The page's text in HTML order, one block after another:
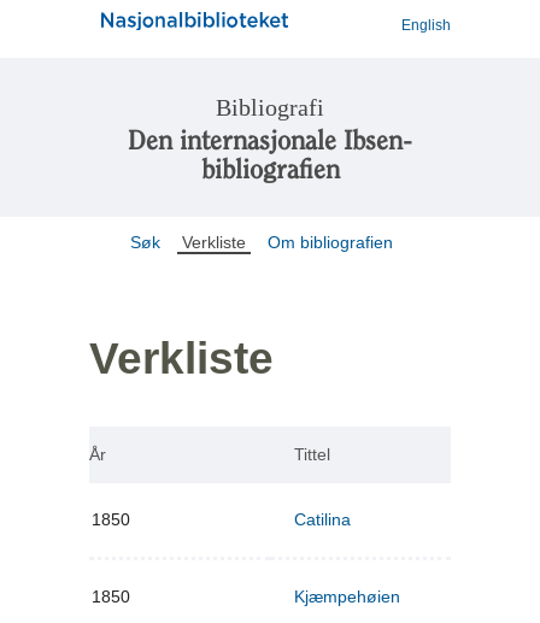
English
Bibliografi
Den internasjonale Ibsen-
bibliografien
Søk Verkliste Om bibliografien
Verkliste
År Tittel
1850 Catilina
1850 Kjæmpehøien